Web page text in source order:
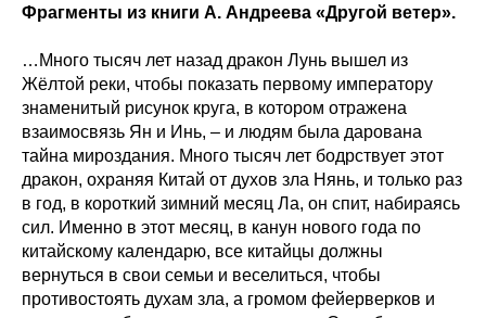
Фрагменты из книги А. Андреева «Другой ветер».
…Много тысяч лет назад дракон Лунь вышел из
Жёлтой реки, чтобы показать первому императору
знаменитый рисунок круга, в котором отражена
взаимосвязь Ян и Инь, – и людям была дарована
тайна мироздания. Много тысяч лет бодрствует этот
дракон, охраняя Китай от духов зла Нянь, и только раз
в год, в короткий зимний месяц Ла, он спит, набираясь
сил. Именно в этот месяц, в канун нового года по
китайскому календарю, все китайцы должны
вернуться в свои семьи и веселиться, чтобы
противостоять духам зла, а громом фейерверков и